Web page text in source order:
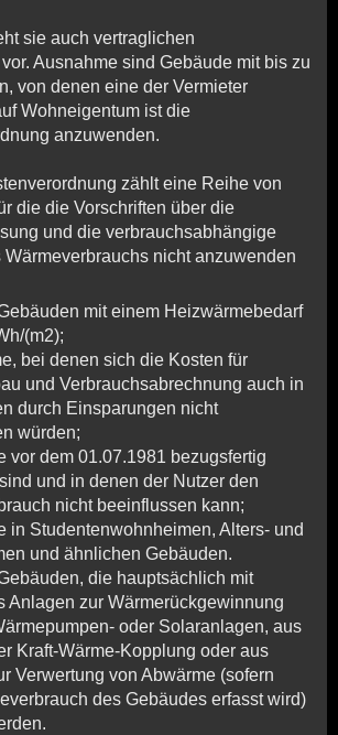
sie auch vertraglichen
Ausnahme sind Gebäude mit bis zu
von denen eine der Vermieter
Wohneigentum ist die
anzuwenden.
zählt eine Reihe von
die die Vorschriften über die
und die verbrauchsabhängige
nicht anzuwenden
mit einem Heizwärmebedarf
(m2);
bei denen sich die Kosten für
und Verbrauchsabrechnung auch in
durch Einsparungen nicht
würden;
vor dem 01.07.1981 bezugsfertig
und in denen der Nutzer den
nicht beeinflussen kann;
in Studentenwohnheimen, Alters- und
und ähnlichen Gebäuden.
die hauptsächlich mit
Anlagen zur Wärmerückgewinnung
oder Solaranlagen, aus
Kraft-Wärme-Kopplung oder aus
Verwertung von Abwärme (sofern
des Gebäudes erfasst wird)